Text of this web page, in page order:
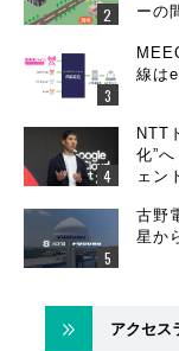
ーの
線は
NTT
化”
ェン
古野
星か
アクセス